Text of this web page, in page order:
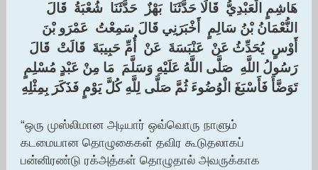
هَاشِمٍ الْعَبْدِيُّ ‏ ‏قَالَا حَدَّثَنَا ‏ ‏بَهْزٌ ‏ ‏حَدَّثَنَا ‏ ‏شُعْبَةُ ‏ ‏قَالَ ‏
‏النُّعْمَانُ بْنُ سَالِمٍ ‏ ‏أَخْبَرَنِي قَالَ سَمِعْتُ ‏ ‏عَمْرَو بْنَ
أَوْسٍ ‏ ‏يُحَدِّثُ عَنْ ‏ ‏عَنْبَسَةَ ‏ ‏عَنْ ‏ ‏أُمِّ حَبِيبَةَ ‏ ‏قَالَتْ ‏ ‏قَالَ
رَسُولُ اللَّهِ ‏ ‏صَلَّى اللَّهُ عَلَيْهِ وَسَلَّمَ ‏ ‏مَا مِنْ عَبْدٍ مُسْلِمٍ
تَوَضَّأَ فَأَسْبَغَ الْوُضُوءَ ثُمَّ صَلَّى لِلَّهِ كُلَّ يَوْمٍ فَذَكَرَ بِمِثْلِهِ
“ஒரு முஸ்லிமான அடியார் ஒவ்வொரு நாளும்
கடமையான தொழுகைகள் தவிர கூடுதலாகப்
பன்னிரண்டு ரக்அத்கள் தொழுதால் அவருக்காக